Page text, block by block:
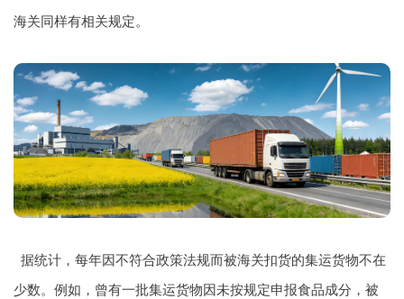
海关同样有相关规定。
据统计，每年因不符合政策法规而被海关扣货的集运货物不在
少数。例如，曾有一批集运货物因未按规定申报食品成分，被